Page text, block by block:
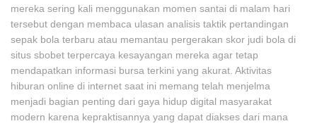
mereka sering kali menggunakan momen santai di malam hari
tersebut dengan membaca ulasan analisis taktik pertandingan
sepak bola terbaru atau memantau pergerakan skor judi bola di
situs sbobet terpercaya kesayangan mereka agar tetap
mendapatkan informasi bursa terkini yang akurat. Aktivitas
hiburan online di internet saat ini memang telah menjelma
menjadi bagian penting dari gaya hidup digital masyarakat
modern karena kepraktisannya yang dapat diakses dari mana